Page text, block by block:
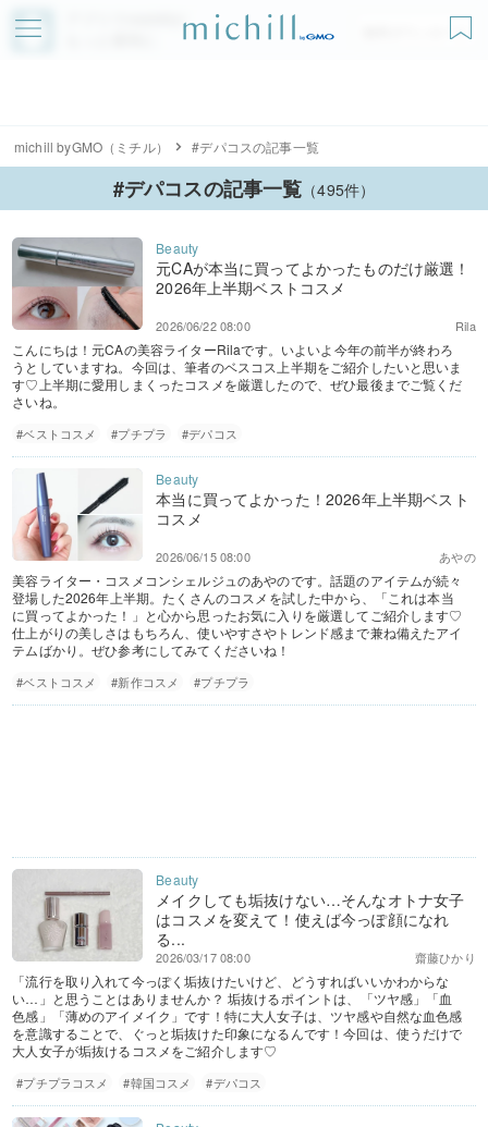
アプリでmichillが
無料ダウンロード
michill byGMO（ミチル） #デパコスの記事一覧
#デパコスの記事一覧 （495件）
元CAが本当に買ってよかったものだけ厳選！
2026年上半期ベストコスメ
Rila
2026/06/22 08:00
こんにちは！元CAの美容ライターRilaです。いよいよ今年の前半が終わろ
うとしていますね。今回は、筆者のベスコス上半期をご紹介したいと思いま
す♡上半期に愛用しまくったコスメを厳選したので、ぜひ最後までご覧くだ
さいね。
#ベストコスメ #プチプラ #デパコス
本当に買ってよかった！2026年上半期ベスト
コスメ
あやの
2026/06/15 08:00
美容ライター・コスメコンシェルジュのあやのです。話題のアイテムが続々
登場した2026年上半期。たくさんのコスメを試した中から、「これは本当
に買ってよかった！」と心から思ったお気に入りを厳選してご紹介します♡
仕上がりの美しさはもちろん、使いやすさやトレンド感まで兼ね備えたアイ
テムばかり。ぜひ参考にしてみてくださいね！
#ベストコスメ #新作コスメ #プチプラ
メイクしても垢抜けない…そんなオトナ女子
はコスメを変えて！使えば今っぽ顔になれ
る...
齋藤ひかり
2026/03/17 08:00
「流行を取り入れて今っぽく垢抜けたいけど、どうすればいいかわからな
い…」と思うことはありませんか？ 垢抜けるポイントは、「ツヤ感」「血
色感」「薄めのアイメイク」です！特に大人女子は、ツヤ感や自然な血色感
を意識することで、ぐっと垢抜けた印象になるんです！今回は、使うだけで
大人女子が垢抜けるコスメをご紹介します♡
#プチプラコスメ #韓国コスメ #デパコス